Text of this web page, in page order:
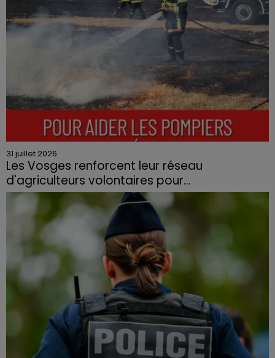
31 juillet 2026
Les Vosges renforcent leur réseau
d'agriculteurs volontaires pour...
Face à la sécheresse et aux risques de départs de feu,
la Chambre d'agriculture des Vosges a lancé un appel
aux agriculteurs volontaires pour venir en aide...